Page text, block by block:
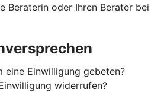
Beraterin oder Ihren Berater bei
eine Einwilligung gebeten?
widerrufen?